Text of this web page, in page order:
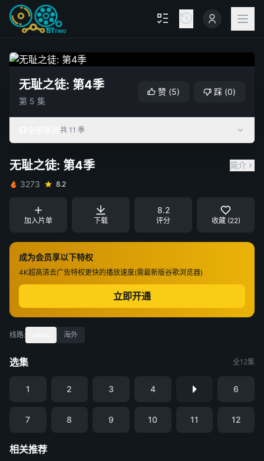
无耻之徒: 第4季
第 5 集
赞 (5) 踩 (0)
共 11 季
无耻之徒: 第4季
简介
3273
8.2
加入片单 下载
8.2
评分 收藏 (22)
成为会员享以下特权
4K超高清去广告特权更快的播放速度(需最新版谷歌浏览器)
立即开通
线路: 海外
选集 全12集
1 2 3 4 6
7 8 9 10 11 12
相关推荐
低智商犯罪